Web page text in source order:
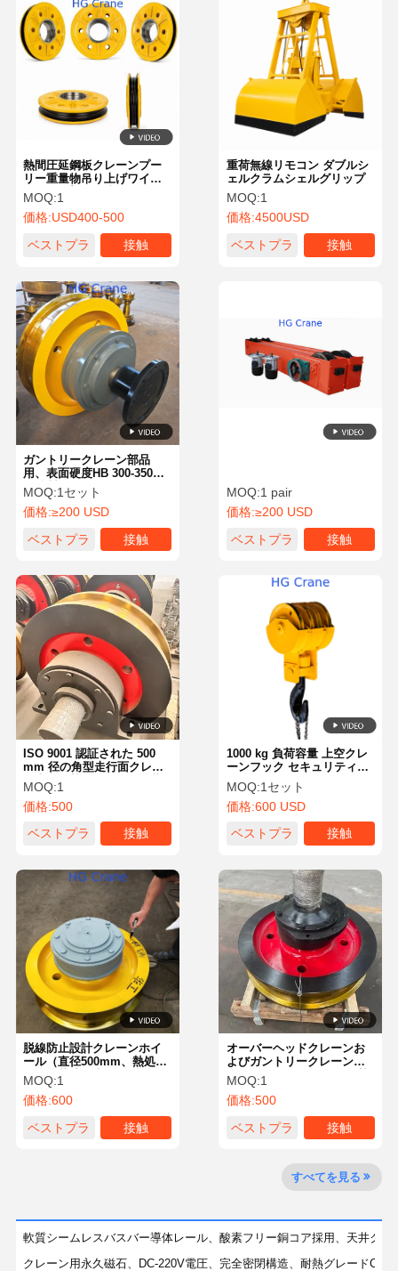
ホーム 製品 ビデオ 企業情報
会社案内 品質管理 お問い合わせ ニュース
すべての場合
クレーンフック
エンドキャリッジ
重荷無線リモコン ダブルシ
ェルクラムシェルグリップ
MOQ:1
価格:4500USD
ベストプラ
接触
熱間圧延鋼板クレーンプー
リー重量物吊り上げワイヤ
ー ロープ シーブ |あなたの
ブランド
MOQ:1
価格:USD400-500
ベストプラ
接触
MOQ:1 pair
価格:≥200 USD
ベストプラ
接触
ガントリークレーン部品
用、表面硬度HB 300-350の
鋳鉄製クレーンホイールお
よびZG430-640鋳鋼
MOQ:1セット
価格:≥200 USD
ベストプラ
接触
1000 kg 負荷容量 上空クレ
ーンフック セキュリティロ
ックとガントリークレーン
のための鉄鋼構造
MOQ:1セット
価格:600 USD
ベストプラ
接触
ISO 9001 認証された 500
mm 径の角型走行面クレー
ン車輪と熱処理された塗装
表面
MOQ:1
価格:500
ベストプラ
接触
オーバーヘッドクレーンお
よびガントリークレーン
用、OEMカスタマイズ、熱
処理・塗装済み、ISO 9001
認証取得、ホイール径
500mmのクレーンホイール
MOQ:1
価格:500
ベストプラ
接触
脱線防止設計クレーンホイ
ール（直径500mm、熱処
理・塗装済み表面）
MOQ:1
価格:600
ベストプラ
接触
すべてを見る
軟質シームレスバスバー導体レール、酸素フリー銅コア採用、天井クレ
クレーン用永久磁石、DC-220V電圧、完全密閉構造、耐熱グレードC、